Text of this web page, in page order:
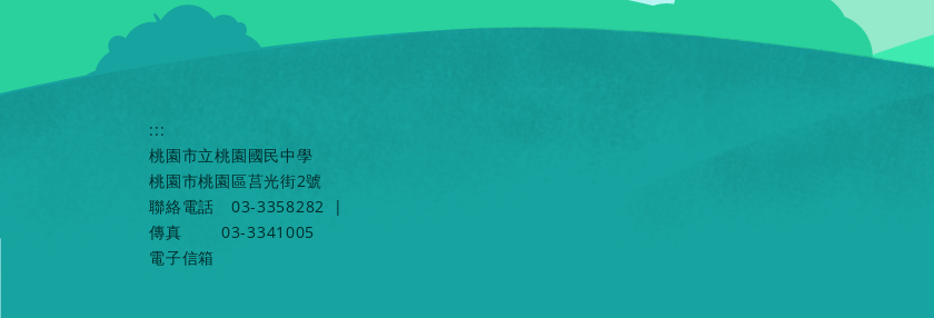
:::
桃園市立桃園國民中學
桃園市桃園區莒光街2號
聯絡電話
03-3358282
|
傳真
03-3341005
電子信箱